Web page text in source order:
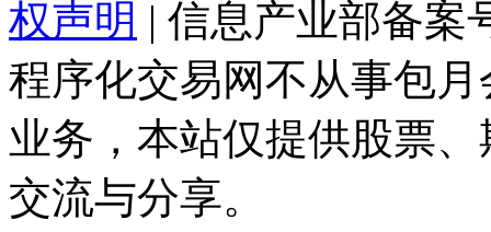
权声明 | 信息产业部备案
程序化交易网不从事包
业务，本站仅提供股票
交流与分享。